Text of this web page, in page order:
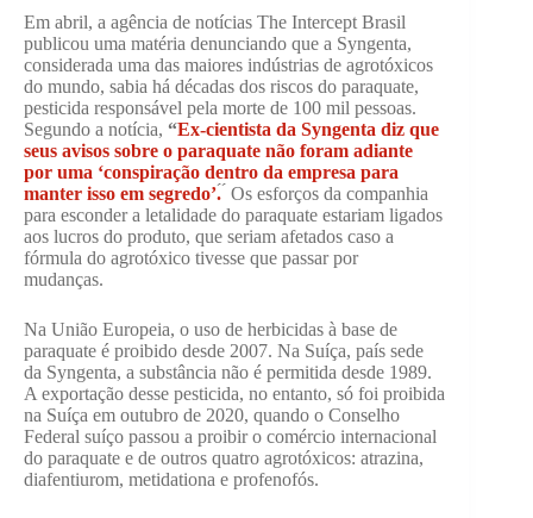
Em abril, a agência de notícias The Intercept Brasil
publicou uma matéria denunciando que a Syngenta,
considerada uma das maiores indústrias de agrotóxicos
do mundo, sabia há décadas dos riscos do paraquate,
pesticida responsável pela morte de 100 mil pessoas.
Segundo a notícia, “Ex-cientista da Syngenta diz que
seus avisos sobre o paraquate não foram adiante
por uma ‘conspiração dentro da empresa para
manter isso em segredo’. ́ ́ Os esforços da companhia
para esconder a letalidade do paraquate estariam ligados
aos lucros do produto, que seriam afetados caso a
fórmula do agrotóxico tivesse que passar por
mudanças.
Na União Europeia, o uso de herbicidas à base de
paraquate é proibido desde 2007. Na Suíça, país sede
da Syngenta, a substância não é permitida desde 1989.
A exportação desse pesticida, no entanto, só foi proibida
na Suíça em outubro de 2020, quando o Conselho
Federal suíço passou a proibir o comércio internacional
do paraquate e de outros quatro agrotóxicos: atrazina,
diafentiurom, metidationa e profenofós.